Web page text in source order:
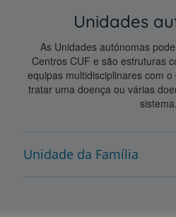
Unidades
As Unidades autónomas
Centros CUF e são estruturas
equipas multidisciplinares com
tratar uma doença ou várias
sistema.
Unidade da Família